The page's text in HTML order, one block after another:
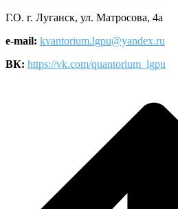
Г.О. г. Луганск, ул. Матросова, 4а
e-mail: kvantorium.lgpu@yandex.ru
ВК: https://vk.com/quantorium_lgpu